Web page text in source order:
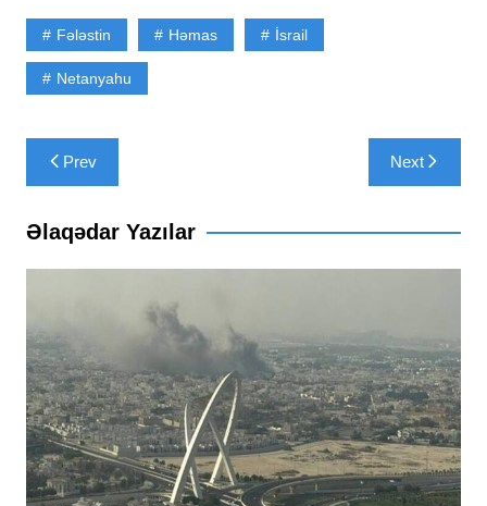
Fələstin Həmas İsrail
Netanyahu
Yazı
naviqasiyası
Prev Next
Əlaqədar Yazılar